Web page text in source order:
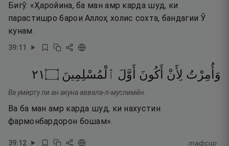
Бигӯ: «Ҳаройина, ба ман амр карда шуд, ки
парастишро барои Аллоҳ холис сохта, бандагии Ӯ
кунам.
39:11
وَأُمِرْتُ لِأَنْ أَكُونَ أَوَّلَ ٱلْمُسْلِمِينَ ۝١٢
Ва умирту ли ан акуна аввала-л-муслимӣн.
Ва ба ман амр карда шуд, ки нахустин
фармонбардорон бошам».
39:12 тафсир